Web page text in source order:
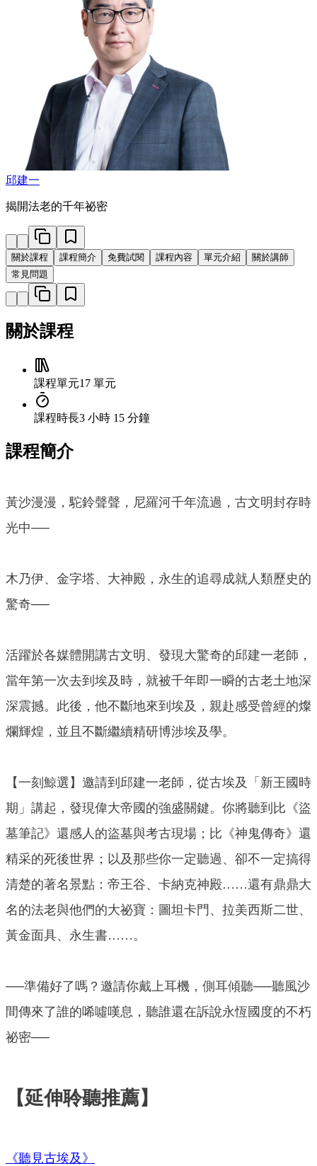
邱建一
揭開法老的千年祕密
關於課程 課程簡介 免費試閱 課程內容 單元介紹
關於講師
常見問題
關於課程
課程單元17 單元
課程時長3 小時 15 分鐘
課程簡介
黃沙漫漫，駝鈴聲聲，尼羅河千年流過，古文明封存時
光中──
木乃伊、金字塔、大神殿，永生的追尋成就人類歷史的
驚奇──
活躍於各媒體開講古文明、發現大驚奇的邱建一老師，
當年第一次去到埃及時，就被千年即一瞬的古老土地深
深震撼。此後，他不斷地來到埃及，親赴感受曾經的燦
爛輝煌，並且不斷繼續精研博涉埃及學。
【一刻鯨選】邀請到邱建一老師，從古埃及「新王國時
期」講起，發現偉大帝國的強盛關鍵。你將聽到比《盜
墓筆記》還感人的盜墓與考古現場；比《神鬼傳奇》還
精采的死後世界；以及那些你一定聽過、卻不一定搞得
清楚的著名景點：帝王谷、卡納克神殿……還有鼎鼎大
名的法老與他們的大祕寶：圖坦卡門、拉美西斯二世、
黃金面具、永生書……。
──準備好了嗎？邀請你戴上耳機，側耳傾聽──聽風沙
間傳來了誰的唏噓嘆息，聽誰還在訴說永恆國度的不朽
祕密──
【延伸聆聽推薦】
《聽見古埃及》